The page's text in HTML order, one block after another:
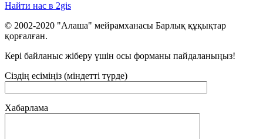
Найти нас в 2gis
© 2002-2020 "Алаша" мейрамханасы Барлық құқықтар
қорғалған.
Кері байланыс жіберу үшін осы форманы пайдаланыңыз!
Сіздің есіміңіз (міндетті түрде)
Хабарлама